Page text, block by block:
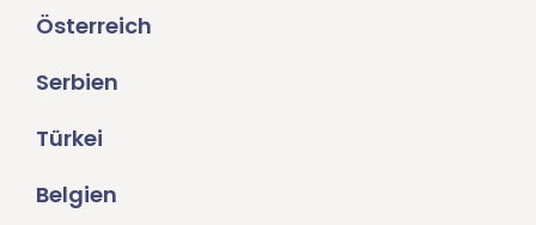
Österreich
Serbien
Türkei
Belgien